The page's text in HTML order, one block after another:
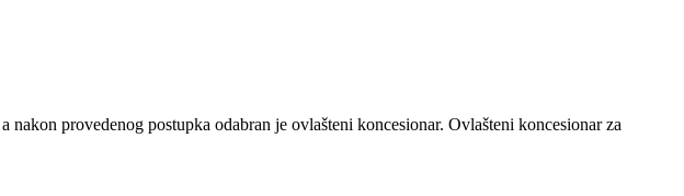
provedenog postupka odabran je ovlašteni koncesionar. Ovlašteni koncesionar za